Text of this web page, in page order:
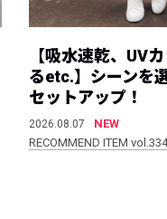
【吸水速乾、UV
るetc.】シーンを
セットアップ！
2026.08.07
NEW
RECOMMEND ITEM vol.334